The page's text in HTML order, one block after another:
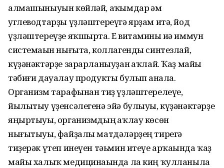
алмашыныуын көйләй, аҡһымдар һәм
углеводтарҙы үҙләштереүгә ярҙам итә, йод
үҙләштереүҙе яҡшырта. Е витамины иһә иммун
системаһын нығыта, коллагенды синтезлай,
күҙәнәктәрҙе зарарланыуҙан һаҡлай. Ҡаҙ майы
тәбиғи дауалау продукты булып һанала.
Организм тарафынан тиҙ үҙләштерелеүе,
йылытыу үҙенсәлегенә эйә булыуы, күҙәнәктәрҙе
яңыртыуы, организмдың һаҡлау көсѳн
нығытыуы, файҙалы матдәләрҙең тирегә
тиҙерәк үтеп инеүен тәьмин итеүе арҡаһында ҡаҙ
майы халыҡ медицинаһында ла киң ҡулланыла